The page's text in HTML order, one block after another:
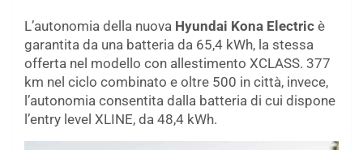
L’autonomia della nuova Hyundai Kona Electric è
garantita da una batteria da 65,4 kWh, la stessa
offerta nel modello con allestimento XCLASS. 377
km nel ciclo combinato e oltre 500 in città, invece,
l’autonomia consentita dalla batteria di cui dispone
l’entry level XLINE, da 48,4 kWh.